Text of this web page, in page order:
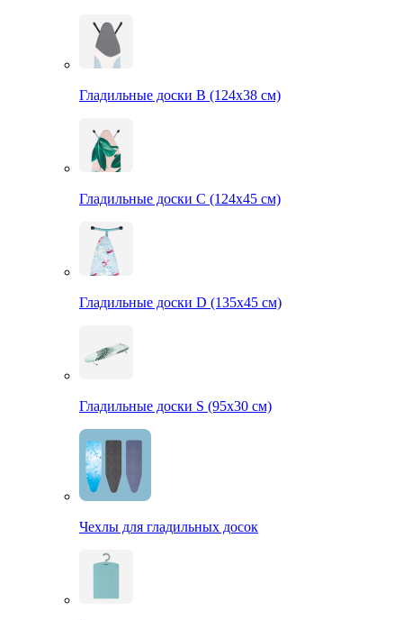
Гладильные доски B (124х38 см)
Гладильные доски С (124х45 см)
Гладильные доски D (135х45 см)
Гладильные доски S (95х30 см)
Чехлы для гладильных досок